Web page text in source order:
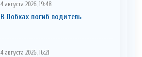
4 августа 2026, 19:48
В Лобках погиб водитель
4 августа 2026, 16:21